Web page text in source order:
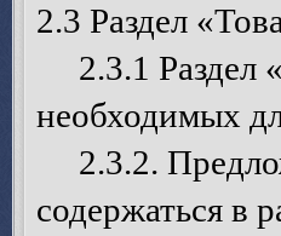
2.3 Раздел
2.3.1 Раздел
необходимых
2.3.2.
содержаться в